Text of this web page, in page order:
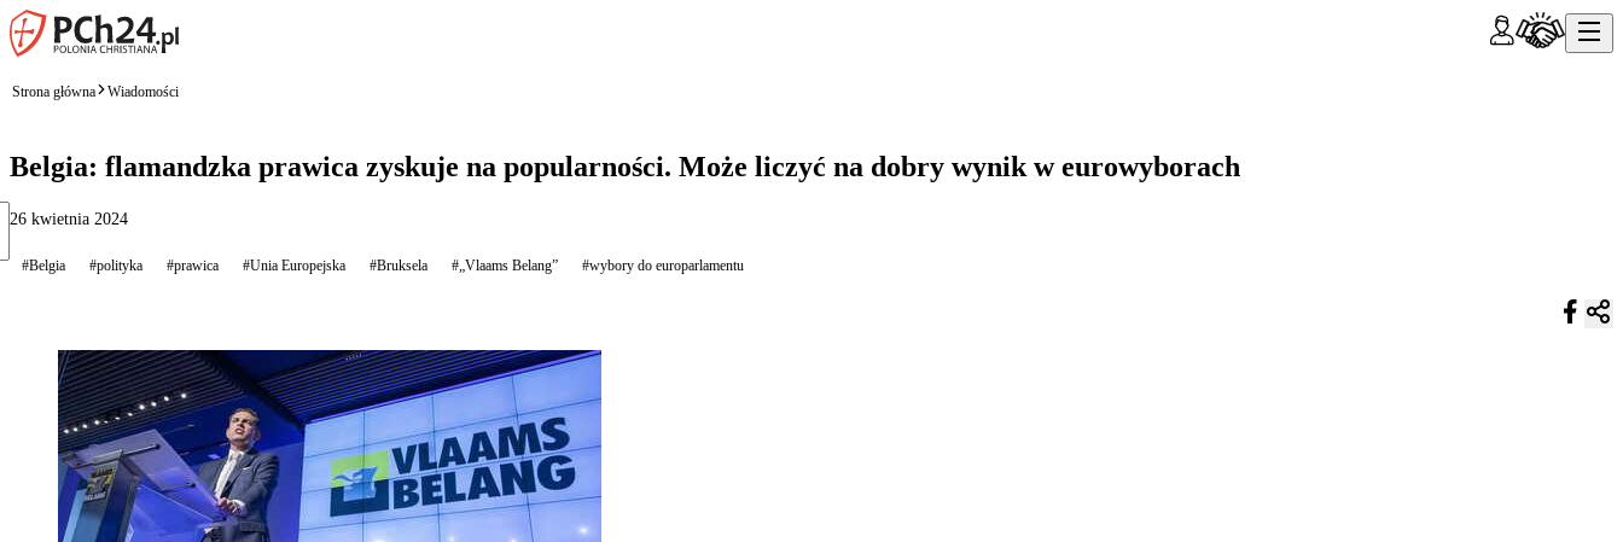
Strona główna Wiadomości
Belgia: flamandzka prawica zyskuje na popularności. Może liczyć na dobry wynik w eurowyborach
26 kwietnia 2024
#Belgia #polityka #prawica #Unia Europejska #Bruksela #„Vlaams Belang” #wybory do europarlamentu